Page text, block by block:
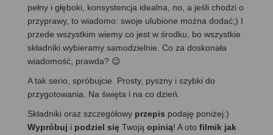
pełny i głęboki, konsystencja idealna, no, a jeśli chodzi o
przyprawy, to wiadomo: swoje ulubione można dodać;) I
przede wszystkim wiemy co jest w środku, bo wszystkie
składniki wybieramy samodzielnie. Co za doskonała
wiadomość, prawda? 😉
A tak serio, spróbujcie. Prosty, pyszny i szybki do
przygotowania. Na święta i na co dzień.
Składniki oraz szczegółowy przepis podaję poniżej:)
Wypróbuj i podziel się Twoją opinią! A oto filmik jak